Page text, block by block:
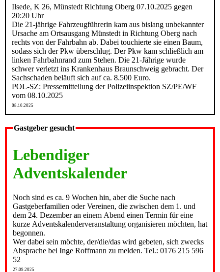
Ilsede, K 26, Münstedt Richtung Oberg 07.10.2025 gegen
20:20 Uhr
Die 21-jährige Fahrzeugführerin kam aus bislang unbekannter
Ursache am Ortsausgang Münstedt in Richtung Oberg nach
rechts von der Fahrbahn ab. Dabei touchierte sie einen Baum,
sodass sich der Pkw überschlug. Der Pkw kam schließlich am
linken Fahrbahnrand zum Stehen. Die 21-Jährige wurde
schwer verletzt ins Krankenhaus Braunschweig gebracht. Der
Sachschaden beläuft sich auf ca. 8.500 Euro.
POL-SZ: Pressemitteilung der Polizeiinspektion SZ/PE/WF
vom 08.10.2025
08.10.2025
Gastgeber gesucht
Lebendiger
Adventskalender
Noch sind es ca. 9 Wochen hin, aber die Suche nach
Gastgeberfamilien oder Vereinen, die zwischen dem 1. und
dem 24. Dezember an einem Abend einen Termin für eine
kurze Adventskalenderveranstaltung organisieren möchten, hat
begonnen.
Wer dabei sein möchte, der/die/das wird gebeten, sich zwecks
Absprache bei Inge Roffmann zu melden. Tel.: 0176 215 596
52
27.09.2025